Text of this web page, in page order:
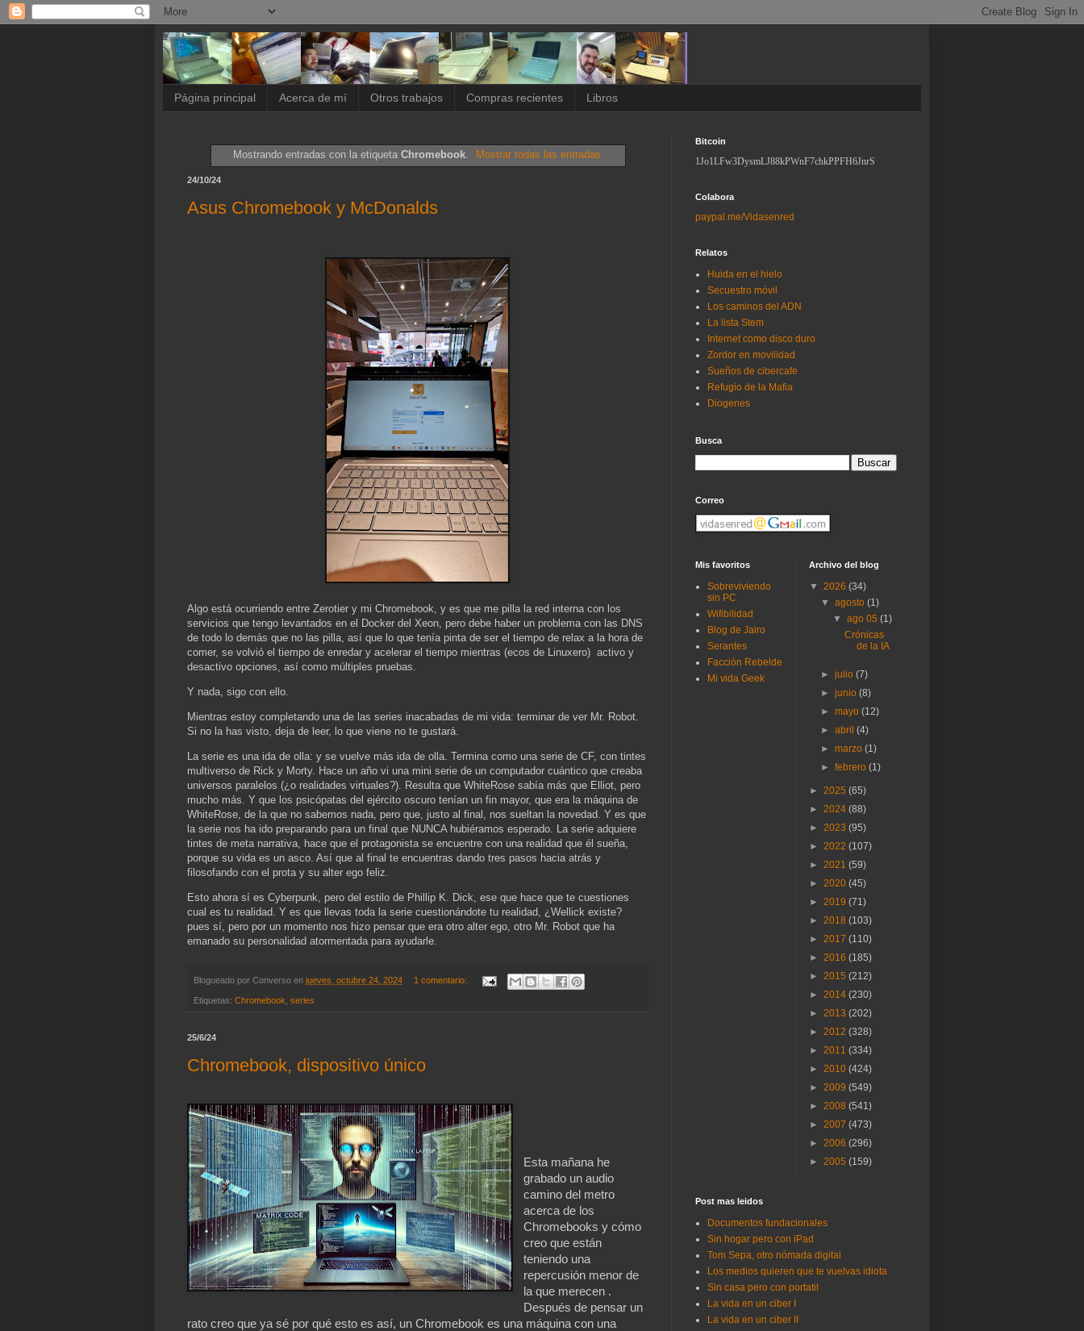
Página principal Acerca de mí Otros trabajos Compras recientes Libros
Mostrando entradas con la etiqueta Chromebook. Mostrar todas las entradas
24/10/24
Asus Chromebook y McDonalds
Algo está ocurriendo entre Zerotier y mi Chromebook, y es que me pilla la red interna con los
servicios que tengo levantados en el Docker del Xeon, pero debe haber un problema con las DNS
de todo lo demás que no las pilla, así que lo que tenía pinta de ser el tiempo de relax a la hora de
comer, se volvió el tiempo de enredar y acelerar el tiempo mientras (ecos de Linuxero) activo y
desactivo opciones, así como múltiples pruebas.
Y nada, sigo con ello.
Mientras estoy completando una de las series inacabadas de mi vida: terminar de ver Mr. Robot.
Si no la has visto, deja de leer, lo que viene no te gustará.
La serie es una ida de olla: y se vuelve más ida de olla. Termina como una serie de CF, con tintes
multiverso de Rick y Morty. Hace un año vi una mini serie de un computador cuántico que creaba
universos paralelos (¿o realidades virtuales?). Resulta que WhiteRose sabía más que Elliot, pero
mucho más. Y que los psicópatas del ejército oscuro tenían un fin mayor, que era la máquina de
WhiteRose, de la que no sabemos nada, pero que, justo al final, nos sueltan la novedad. Y es que
la serie nos ha ido preparando para un final que NUNCA hubiéramos esperado. La serie adquiere
tintes de meta narrativa, hace que el protagonista se encuentre con una realidad que él sueña,
porque su vida es un asco. Así que al final te encuentras dando tres pasos hacia atrás y
filosofando con el prota y su alter ego feliz.
Esto ahora sí es Cyberpunk, pero del estilo de Phillip K. Dick, ese que hace que te cuestiones
cual es tu realidad. Y es que llevas toda la serie cuestionándote tu realidad, ¿Wellick existe?
pues sí, pero por un momento nos hizo pensar que era otro alter ego, otro Mr. Robot que ha
emanado su personalidad atormentada para ayudarle.
Blogueado por Converso en jueves, octubre 24, 2024 1 comentario:
Etiquetas: Chromebook series
25/6/24
Chromebook, dispositivo único
Esta mañana he
grabado un audio
camino del metro
acerca de los
Chromebooks y cómo
creo que están
teniendo una
repercusión menor de
la que merecen .
Después de pensar un
rato creo que ya sé por qué esto es así, un Chromebook es una máquina con una
Bitcoin
1Jo1LFw3DysmLJ88kPWnF7chkPPFH6JnrS
Colabora
paypal.me/Vidasenred
Relatos
Huida en el hielo
Secuestro móvil
Los caminos del ADN
La lista Stem
Internet como disco duro
Zordor en movilidad
Sueños de cibercafe
Refugio de la Mafia
Diogenes
Busca
Correo
Mis favoritos
Sobreviviendo
sin PC
Wifibilidad
Blog de Jairo
Serantes
Facción Rebelde
Mi vida Geek
Archivo del blog
▼ 2026 (34)
▼agosto(1)
▼ ago 05 (1)
Crónicas
de la IA
►julio(7)
►junio(8)
►mayo(12)
►abril(4)
►marzo(1)
►febrero(1)
► 2025 (65)
► 2024 (88)
► 2023 (95)
► 2022 (107)
► 2021 (59)
► 2020 (45)
► 2019 (71)
► 2018 (103)
► 2017 (110)
► 2016 (185)
► 2015 (212)
► 2014 (230)
► 2013 (202)
► 2012 (328)
► 2011 (334)
► 2010 (424)
► 2009 (549)
► 2008 (541)
► 2007 (473)
► 2006 (296)
► 2005 (159)
Post mas lei­dos
Documentos fundacionales
Sin hogar pero con iPad
Tom Sepa, otro nómada digital
Los medios quieren que te vuelvas idiota
Sin casa pero con portatil
La vida en un ciber I
La vida en un ciber II